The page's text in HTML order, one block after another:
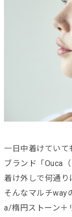
一日中着けてい
ブランド「Ouca
着け外しで何通り
そんなマルチway
a/楕円ストーン＋